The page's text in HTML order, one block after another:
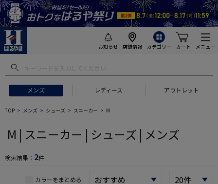
お知らせ 店舗情報 カテゴリー カート メニュー
メンズ レディース アウトレット
フトにおすすめ #セットアップ スーツ
TOP メンズ シューズ スニーカー M
M | スニーカー | シューズ | メンズ
検索結果： 2件
カラーをまとめる